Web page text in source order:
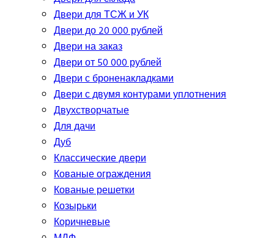
Двери для ТСЖ и УК
Двери до 20 000 рублей
Двери на заказ
Двери от 50 000 рублей
Двери с броненакладками
Двери с двумя контурами уплотнения
Двухстворчатые
Для дачи
Дуб
Классические двери
Кованые ограждения
Кованые решетки
Козырьки
Коричневые